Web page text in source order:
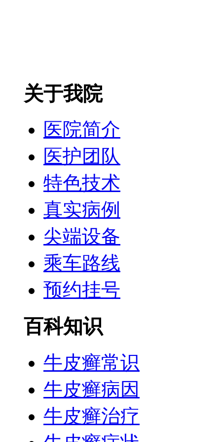
关于我院
医院简介
医护团队
特色技术
真实病例
尖端设备
乘车路线
预约挂号
百科知识
牛皮癣常识
牛皮癣病因
牛皮癣治疗